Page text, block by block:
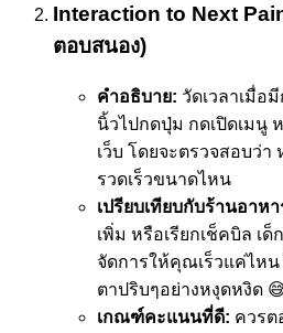
Interaction to Next
ตอบสนอง)
คำอธิบาย: วัดเวลาเมื่อ
นิ้วไปกดปุ่ม กดเปิดเมนู
เว็บ โดยจะตรวจสอบว่า
รวดเร็วขนาดไหน
เปรียบเทียบกับร้านอาหา
เพิ่ม หรือเรียกเช็คบิล เ
จัดการให้คุณเร็วแค่ไห
ตาปริบๆอย่างหงุดหงิด
เกณฑ์คะแนนที่ดี: ควรต